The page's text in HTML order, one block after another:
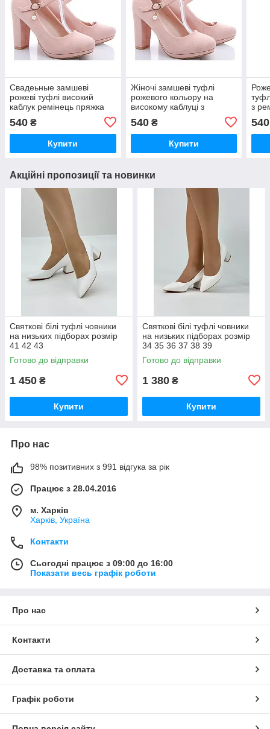
Свадеьные замшеві
рожеві туфлі високий
каблук ремінець пряжка
540 ₴
Купити
Жіночі замшеві туфлі
рожевого кольору на
високому каблуці з
ремінцем розмір 37 38 40
540₴
Купити
з
540
Акційні пропозиції та новинки
Святкові білі туфлі човники
на низьких підборах розмір
41 42 43
Готово до відправки
1 450 ₴
Купити
Святкові білі туфлі човники
на низьких підборах розмір
34 35 36 37 38 39
Готово до відправки
1 380 ₴
Купити
Про нас
98% позитивних з 991 відгука за рік
Працює з 28.04.2016
м. Харків
Харків, Україна
Контакти
Сьогодні працює з 09:00 до 16:00
Показати весь графік роботи
Про нас
Контакти
Доставка та оплата
Графік роботи